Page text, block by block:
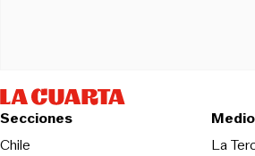
Secciones
Chile
La